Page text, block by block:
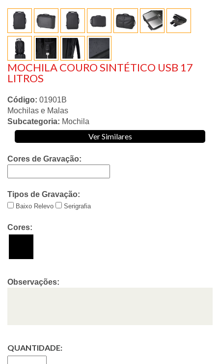
MOCHILA COURO SINTÉTICO USB 17
LITROS
Código: 01901B
Mochilas e Malas
Subcategoria: Mochila
Ver Similares
Cores de Gravação:
Tipos de Gravação:
Baixo Relevo Serigrafia
Cores:
Observações:
QUANTIDADE: